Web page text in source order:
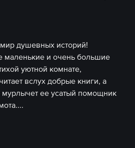
душевных историй!
маленькие и очень большие
уютной комнате,
вслух добрые книги, а
ее усатый помощник